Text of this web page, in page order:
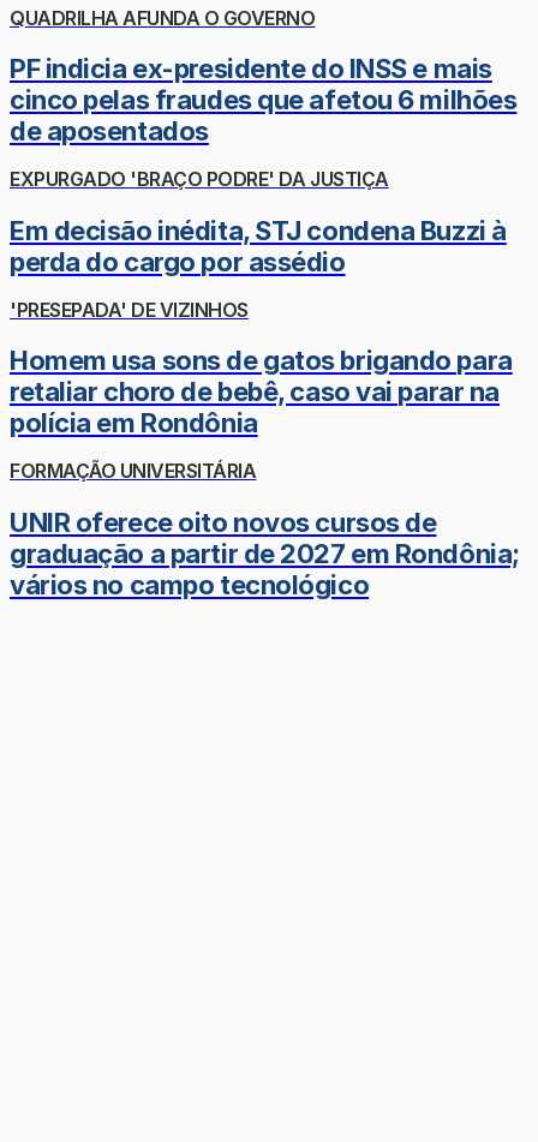
QUADRILHA AFUNDA O GOVERNO
PF indicia ex-presidente do INSS e mais
cinco pelas fraudes que afetou 6 milhões
de aposentados
EXPURGADO 'BRAÇO PODRE' DA JUSTIÇA
Em decisão inédita, STJ condena Buzzi à
perda do cargo por assédio
'PRESEPADA' DE VIZINHOS
Homem usa sons de gatos brigando para
retaliar choro de bebê, caso vai parar na
polícia em Rondônia
FORMAÇÃO UNIVERSITÁRIA
UNIR oferece oito novos cursos de
graduação a partir de 2027 em Rondônia;
vários no campo tecnológico